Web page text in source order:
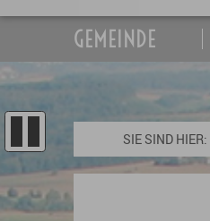
GEMEINDE
SIE SIND HIER: